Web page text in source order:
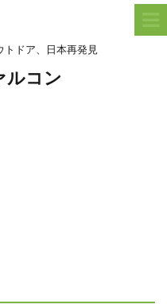
ドア、日本再発見
ルコン